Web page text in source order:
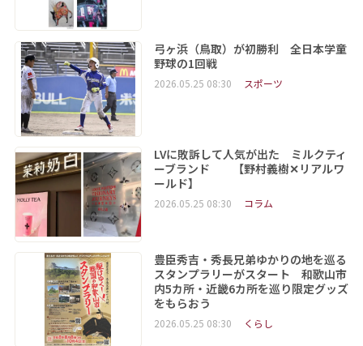
弓ヶ浜（鳥取）が初勝利 全日本学童
野球の1回戦
2026.05.25 08:30 スポーツ
LVに敗訴して人気が出た ミルクティ
ーブランド 【野村義樹✕リアルワ
ールド】
2026.05.25 08:30 コラム
豊臣秀吉・秀長兄弟ゆかりの地を巡る
スタンプラリーがスタート 和歌山市
内5カ所・近畿6カ所を巡り限定グッズ
をもらおう
2026.05.25 08:30 くらし